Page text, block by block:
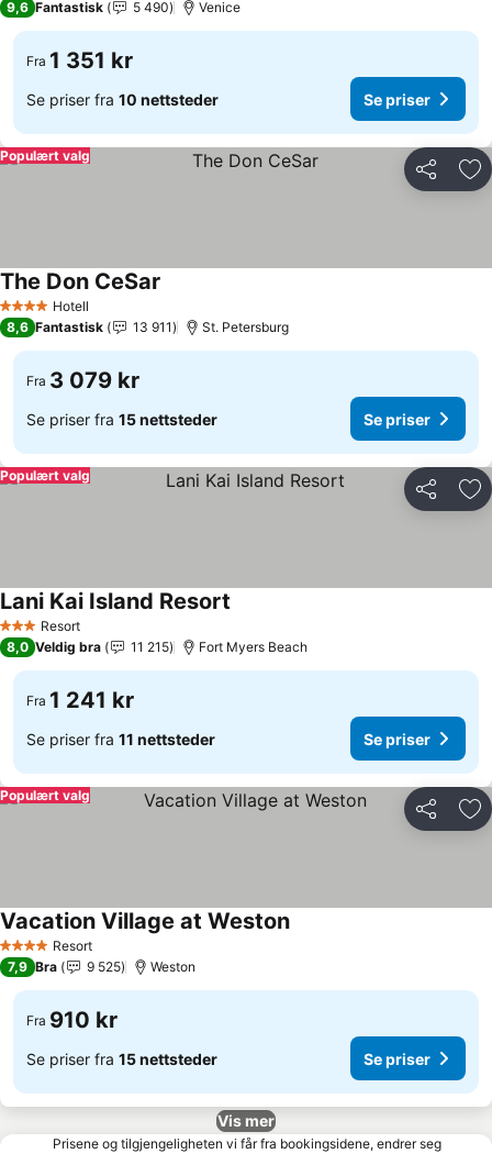
9,6 Fantastisk 5 490 Venice
Fra 1 351 kr
Se priser fra 10 nettsteder Se priser
Del
Populært valg
4 StjernerHotell
The Don CeSar
8,6 Fantastisk 13 911 St. Petersburg
Fra 3 079 kr
Se priser fra 15 nettsteder Se priser
Del
Populært valg
3 StjernerResort
Lani Kai Island Resort
8,0 Veldig bra 11 215 Fort Myers Beach
Fra 1 241 kr
Se priser fra 11 nettsteder Se priser
Del
Populært valg
4 StjernerResort
Vacation Village at WestonSe priser
7,9 Bra 9 525 Weston
Fra 910 kr
Se priser fra 15 nettsteder Se priser
Vis mer
Prisene og tilgjengeligheten vi får fra bookingsidene, endrer seg